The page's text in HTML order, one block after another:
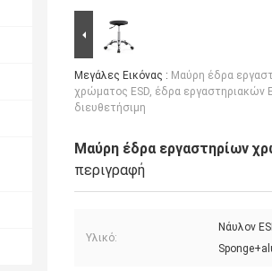
Μεγάλες Εικόνας : Μαύρη έδρα
χρώματος ESD, έδρα εργαστηριακών
διευθετήσιμη
Μαύρη έδρα εργαστηρίων
περιγραφή
Υλικό:
Νάυλον